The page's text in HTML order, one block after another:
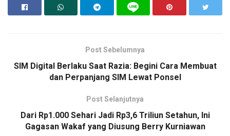
Post Sebelumnya
SIM Digital Berlaku Saat Razia: Begini Cara Membuat
dan Perpanjang SIM Lewat Ponsel
Post Selanjutnya
Dari Rp1.000 Sehari Jadi Rp3,6 Triliun Setahun, Ini
Gagasan Wakaf yang Diusung Berry Kurniawan